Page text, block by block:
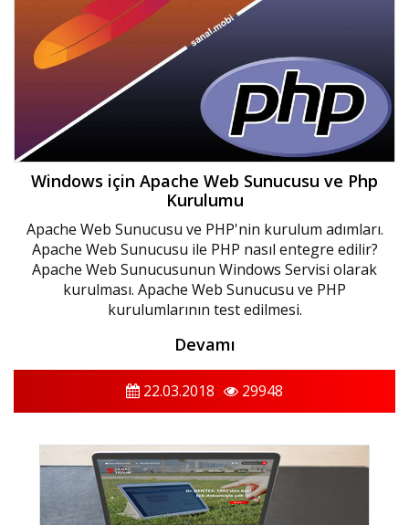
Windows için Apache Web Sunucusu ve Php
Kurulumu
Apache Web Sunucusu ve PHP'nin kurulum adımları.
Apache Web Sunucusu ile PHP nasıl entegre edilir?
Apache Web Sunucusunun Windows Servisi olarak
kurulması. Apache Web Sunucusu ve PHP
kurulumlarının test edilmesi.
Devamı
22.03.2018 29948